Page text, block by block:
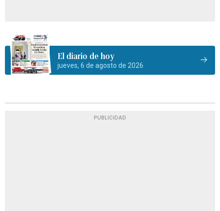
El diario de hoy
jueves, 6 de agosto de 2026
PUBLICIDAD